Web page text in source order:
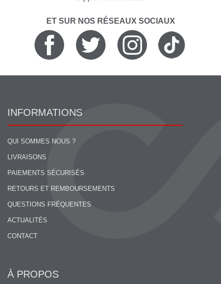
ET SUR NOS RÉSEAUX SOCIAUX
INFORMATIONS
QUI SOMMES NOUS ?
LIVRAISONS
PAIEMENTS SÉCURISÉS
RETOURS ET REMBOURSEMENTS
QUESTIONS FRÉQUENTES
ACTUALITÉS
CONTACT
À PROPOS